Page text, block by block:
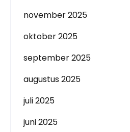
november 2025
oktober 2025
september 2025
augustus 2025
juli 2025
juni 2025